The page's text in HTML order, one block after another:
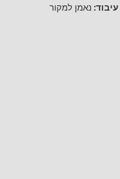
עיבוד: נאמן למקור